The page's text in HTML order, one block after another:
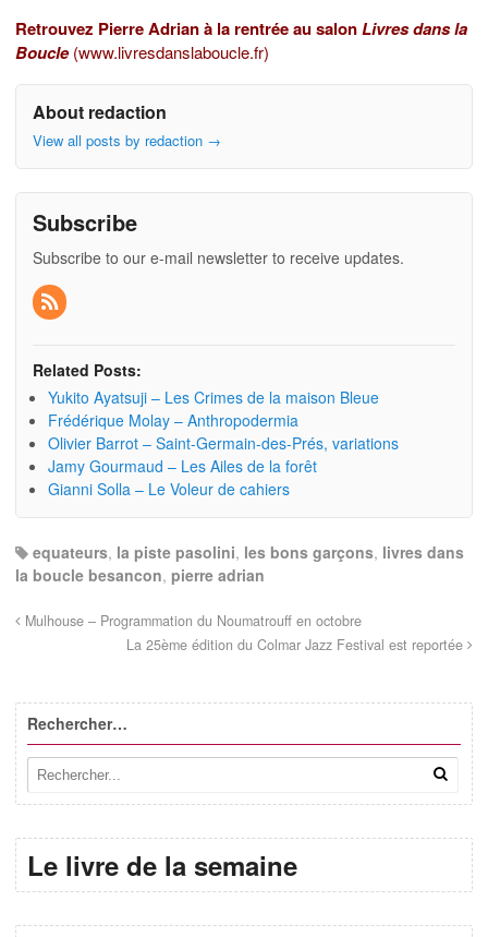
Retrouvez Pierre Adrian à la rentrée au salonLivres dans la
Boucle(www.livresdanslaboucle.fr)
About redaction
View all posts by redaction →
Subscribe
Subscribe to our e-mail newsletter to receive updates.
Related Posts:
Yukito Ayatsuji – Les Crimes de la maison Bleue
Frédérique Molay – Anthropodermia
Olivier Barrot – Saint-Germain-des-Prés, variations
Jamy Gourmaud – Les Ailes de la forêt
Gianni Solla – Le Voleur de cahiers
equateurs, la piste pasolini, les bons garçons, livres dans
la boucle besancon, pierre adrian
Mulhouse – Programmation du Noumatrouff en octobre
La 25ème édition du Colmar Jazz Festival est reportée
Rechercher…
Le livre de la semaine